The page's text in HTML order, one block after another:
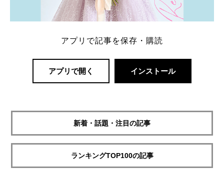
アプリで記事を保存・購読
アプリで開く インストール
新着・話題・注目の記事
ランキングTOP100の記事